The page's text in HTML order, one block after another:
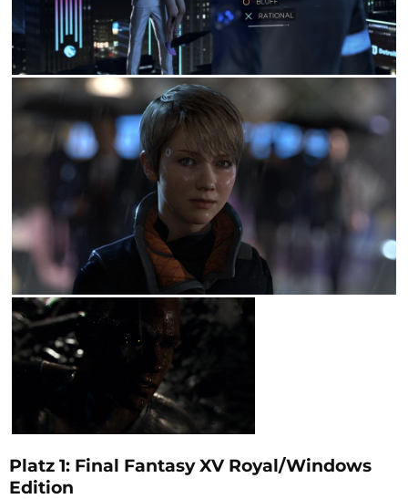
Platz 1: Final Fantasy XV Royal/Windows
Edition